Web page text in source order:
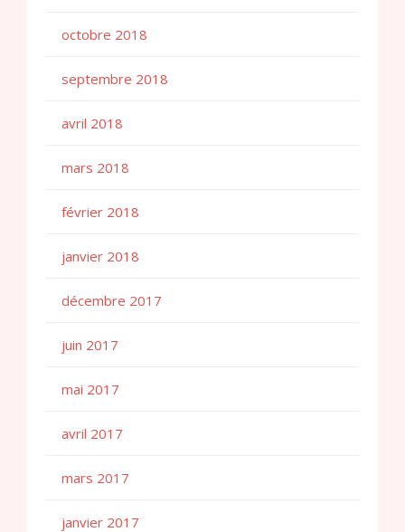
octobre 2018
septembre 2018
avril 2018
mars 2018
février 2018
janvier 2018
décembre 2017
juin 2017
mai 2017
avril 2017
mars 2017
janvier 2017